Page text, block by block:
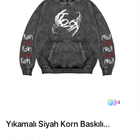
4
Yıkamalı Siyah Korn Baskılı